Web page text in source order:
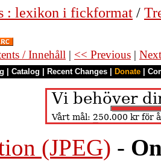
: lexikon i fickformat /
/ Innehåll | << Previous |
Catalog Recent Changes Donate
(JPEG) -